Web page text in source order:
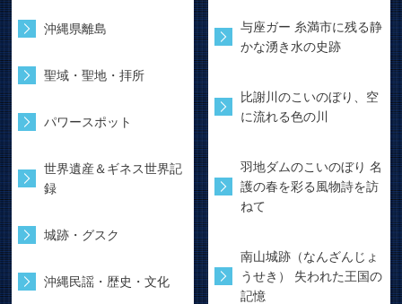
沖縄県離島
聖域・聖地・拝所
パワースポット
世界遺産＆ギネス世界記
録
城跡・グスク
沖縄民謡・歴史・文化
与座ガー 糸満市に残る静
かな湧き水の史跡
比謝川のこいのぼり、空
に流れる色の川
羽地ダムのこいのぼり 名
護の春を彩る風物詩を訪
ねて
南山城跡（なんざんじょ
うせき） 失われた王国の
記憶